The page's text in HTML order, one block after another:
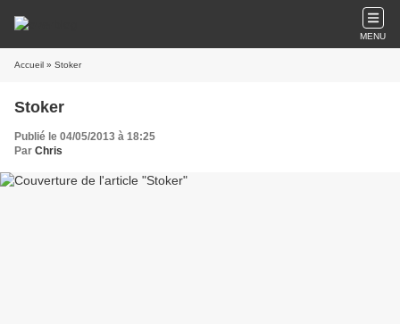
MENU
Accueil » Stoker
Stoker
Publié le 04/05/2013 à 18:25
Par Chris